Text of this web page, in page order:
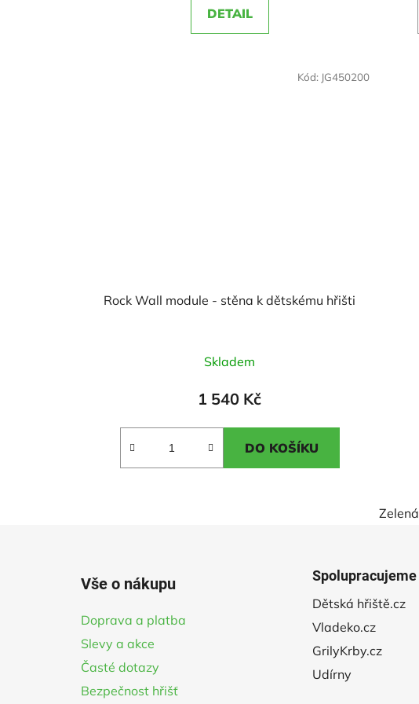
z
DETAIL
Rock Wall module - stěna k dětskému hřišti
hodnocení
produktu
Skladem
1 540 Kč
DO KOŠÍKU
Kód: JG450200
Zelená
Vše o nákupu
Doprava a platba
Slevy a akce
Časté dotazy
Bezpečnost hřišť
Spolupracujeme
Dětská hřiště.cz
Vladeko.cz
GrilyKrby.cz
Udírny